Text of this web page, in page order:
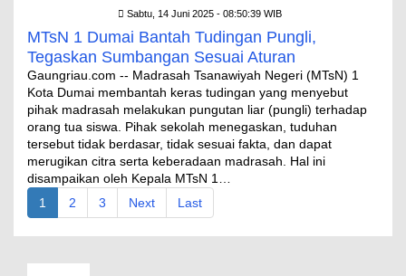
Sabtu, 14 Juni 2025 - 08:50:39 WIB
MTsN 1 Dumai Bantah Tudingan Pungli,
Tegaskan Sumbangan Sesuai Aturan
Gaungriau.com -- Madrasah Tsanawiyah Negeri (MTsN) 1
Kota Dumai membantah keras tudingan yang menyebut
pihak madrasah melakukan pungutan liar (pungli) terhadap
orang tua siswa. Pihak sekolah menegaskan, tuduhan
tersebut tidak berdasar, tidak sesuai fakta, dan dapat
merugikan citra serta keberadaan madrasah. Hal ini
disampaikan oleh Kepala MTsN 1…
1
2 3 Next Last